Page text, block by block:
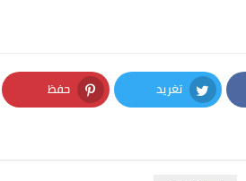
تغريد
Twitter
حفظ
Pinterest